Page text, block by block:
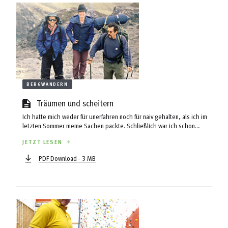
BERGWANDERN
Träumen und scheitern
Ich hatte mich weder für unerfahren noch für naiv gehalten, als ich im
letzten Sommer meine Sachen packte. Schließlich war ich schon
gewesen. In den Pyrenäen hatte ich den Monte Perdido und auch den
höchsten Gipfel, den Aneto, mit 3.403 m bestiegen. Zugegeben,
keine Extremleistung im bergsteigerischen Sinn, aber immerhin eine
JETZT LESEN
PDF Download - 3 MB